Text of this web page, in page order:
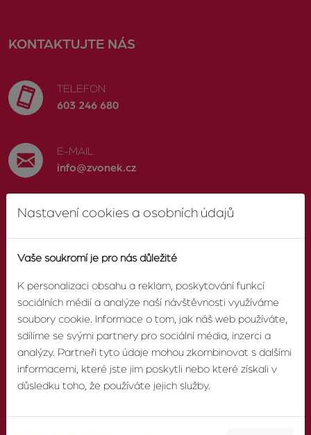
KONTAKTUJTE NÁS
TELEFON
603 246 680
E-MAIL
info@zvonek.cz
SOCIÁLNÍ SÍTĚ
O AGENTUŘE
O nás
Pobočky
Nastavení cookies a osobních údajů
Vaše soukromí je pro nás důležité
K personalizaci obsahu a reklam, poskytování funkcí
sociálních médií a analýze naší návštěvnosti využíváme
soubory cookie. Informace o tom, jak náš web používáte,
sdílíme se svými partnery pro sociální média, inzerci a
analýzy. Partneři tyto údaje mohou zkombinovat s dalšími
informacemi, které jste jim poskytli nebo které získali v
důsledku toho, že používáte jejich služby.